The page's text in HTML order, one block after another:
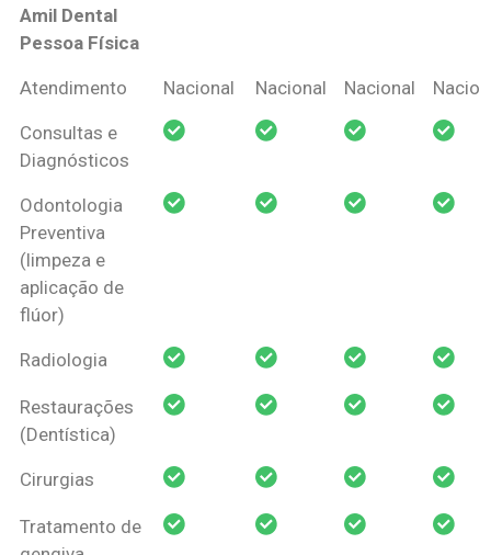
Amil Dental
Pessoa Física
Coberturas
Pessoa Física
Nacional Criança Prótese
Atendimento Nacional Nacional Nacional
Consultas e
Diagnósticos
Odontologia
Preventiva
(limpeza e
aplicação de
flúor)
Radiologia
Restaurações
(Dentística)
Cirurgias
Tratamento de